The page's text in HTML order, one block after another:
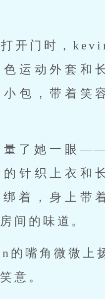
运动外套和
包，带着笑
针织上衣和
着，身上带
间的味道。
意。